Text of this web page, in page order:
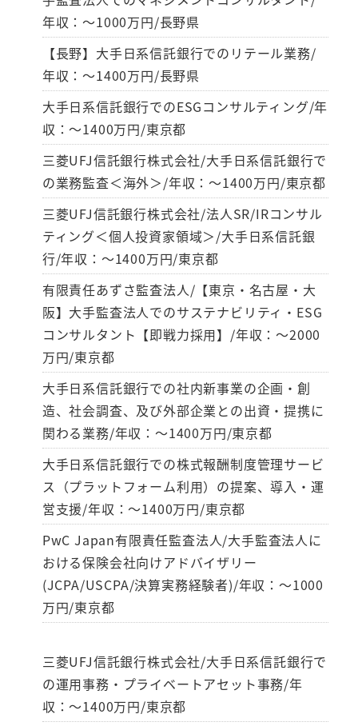
年収：～1000万円/長野県
【長野】大手日系信託銀行でのリテール業務/
年収：～1400万円/長野県
大手日系信託銀行でのESGコンサルティング/年
収：～1400万円/東京都
三菱UFJ信託銀行株式会社/大手日系信託銀行で
の業務監査＜海外＞/年収：～1400万円/東京都
三菱UFJ信託銀行株式会社/法人SR/IRコンサル
ティング＜個人投資家領域＞/大手日系信託銀
行/年収：～1400万円/東京都
有限責任あずさ監査法人/【東京・名古屋・大
阪】大手監査法人でのサステナビリティ・ESG
コンサルタント【即戦力採用】/年収：～2000
万円/東京都
大手日系信託銀行での社内新事業の企画・創
造、社会調査、及び外部企業との出資・提携に
関わる業務/年収：～1400万円/東京都
大手日系信託銀行での株式報酬制度管理サービ
ス（プラットフォーム利用）の提案、導入・運
営支援/年収：～1400万円/東京都
PwC Japan有限責任監査法人/大手監査法人に
おける保険会社向けアドバイザリー
(JCPA/USCPA/決算実務経験者)/年収：～1000
万円/東京都
三菱UFJ信託銀行株式会社/大手日系信託銀行で
の運用事務・プライベートアセット事務/年
収：～1400万円/東京都